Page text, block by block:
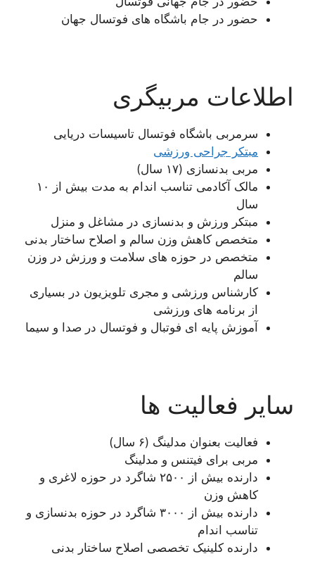
حضور در جام باشگاه های فوتسال جهان
اطلاعات مربیگری
سرمربی باشگاه فوتسال تاسیسات دریایی
مبتکر جراحی ورزشی
مربی بدنسازی (۱۷ سال)
مالک آکادمی تناسب اندام به مدت بیش از ۱۰
سال
مبتکر ورزش و بدنسازی در مشاغل و منزل
متخصص کاهش وزن سالم و اصلاح ساختار بدنی
متخصص در حوزه های سلامت و ورزش در وزن
سالم
کارشناس ورزشی و مجری تلویزیون در بسیاری
از برنامه های ورزشی
آموزش پایه ای فوتبال و فوتسال در صدا و سیما
سایر فعالیت ها
فعالیت بعنوان مدلینگ (۶ سال)
مربی برای فیتنس و مدلینگ
دارنده بیش از ۲۵۰۰ شاگرد در حوزه لاغری و
کاهش وزن
دارنده بیش از ۳۰۰۰ شاگرد در حوزه بدنسازی و
تناسب اندام
دارنده کلینیک تخصصی اصلاح ساختار بدنی